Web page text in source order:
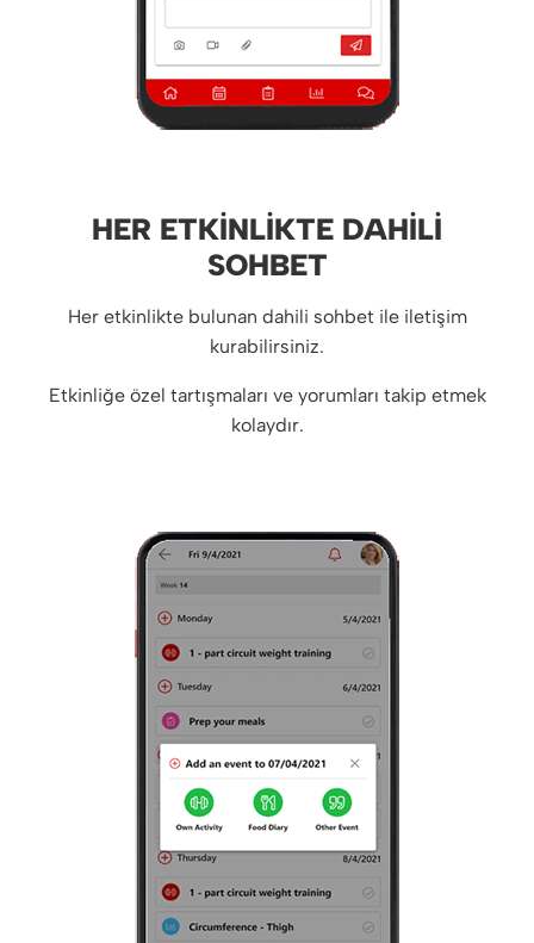
HER ETKINLIKTE DAHILI
SOHBET
Her etkinlikte bulunan dahili sohbet ile iletişim
kurabilirsiniz.
Etkinliğe özel tartışmaları ve yorumları takip etmek
kolaydır.